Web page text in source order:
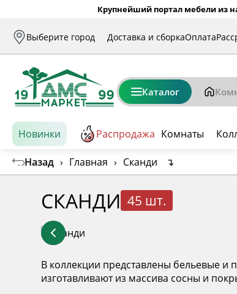
Крупнейший портал мебели из
Выберите город Доставка и сборкаОплата
Каталог
Новинки Распродажа Комнаты
Назад › Главная › Сканди ↴
СКАНДИ 45 шт.
В коллекции представлены бельевые и
изготавливают из массива сосны и